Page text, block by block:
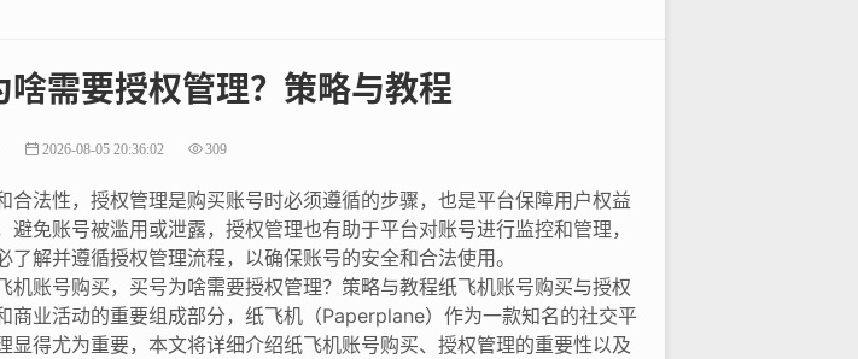
需要授权管理？策略与教程
2026-08-05 20:36:02 309
法性，授权管理是购买账号时必须遵循的步骤，也是平台保障用户权益
免账号被滥用或泄露，授权管理也有助于平台对账号进行监控和管理，
解并遵循授权管理流程，以确保账号的安全和合法使用。
账号购买，买号为啥需要授权管理？策略与教程纸飞机账号购买与授权
业活动的重要组成部分，纸飞机（Paperplane）作为一款知名的社交平
得尤为重要，本文将详细介绍纸飞机账号购买、授权管理的重要性以及